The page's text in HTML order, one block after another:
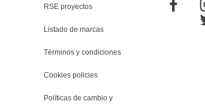
RSE proyectos
Listado de marcas
Términos y condiciones
Cookies policies
Políticas de cambio y